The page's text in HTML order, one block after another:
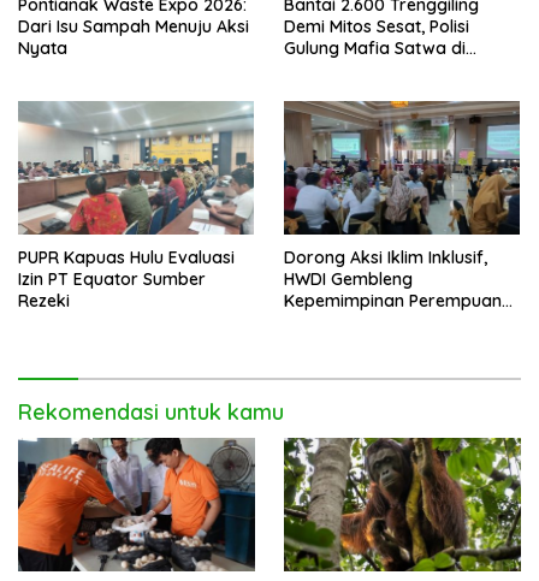
Pontianak Waste Expo 2026:
Dari Isu Sampah Menuju Aksi
Nyata
Bantai 2.600 Trenggiling
Demi Mitos Sesat, Polisi
Gulung Mafia Satwa di
PUPR Kapuas Hulu Evaluasi
Izin PT Equator Sumber
Rezeki
Dorong Aksi Iklim Inklusif,
HWDI Gembleng
Kepemimpinan Perempuan
Rekomendasi untuk kamu